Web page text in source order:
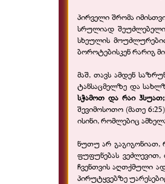
პირველი შრომა
სრულიად
სხეულის
ბოროტებისკენ რარიგ
მაშ, თავს ამდენ
ტანსაცმელზე და
სჭამოთ და რაი
შევიმოსოთო (მათე
ისინი, რომლებიც
ნუთუ არ გაგიგონიათ,
ფუფუნებას
ჩვენთვის აღთქმული
პირუტყვებზე